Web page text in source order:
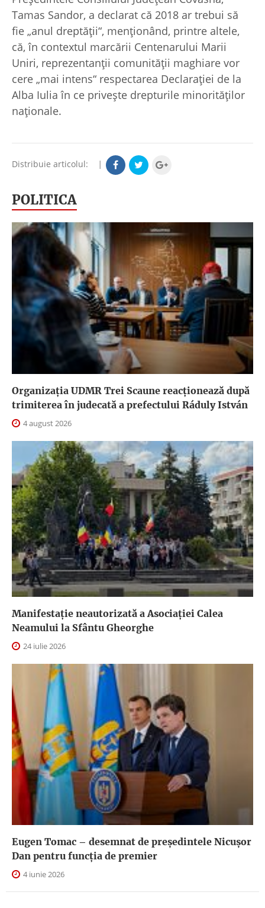
Tamas Sandor, a declarat că 2018 ar trebui să
fie „anul dreptăţii“, menţionând, printre altele,
că, în contextul marcării Centenarului Marii
Uniri, reprezentanţii comunităţii maghiare vor
cere „mai intens“ respectarea Declaraţiei de la
Alba Iulia în ce priveşte drepturile minorităţilor
naţionale.
Distribuie articolul: |
POLITICA
Organizația UDMR Trei Scaune reacționează după
trimiterea în judecată a prefectului Ráduly István
4 august 2026
Manifestație neautorizată a Asociației Calea
Neamului la Sfântu Gheorghe
24 iulie 2026
Eugen Tomac – desemnat de președintele Nicușor
Dan pentru funcția de premier
4 iunie 2026